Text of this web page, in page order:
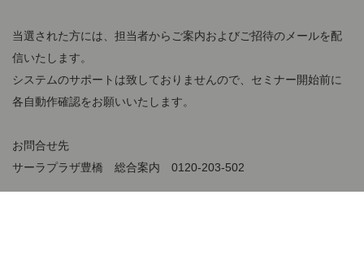
当選された方には、担当者からご案内およびご招待のメールを配
信いたします。
システムのサポートは致しておりませんので、セミナー開始前に
各自動作確認をお願いいたします。
お問合せ先
サーラプラザ豊橋 総合案内 0120-203-502